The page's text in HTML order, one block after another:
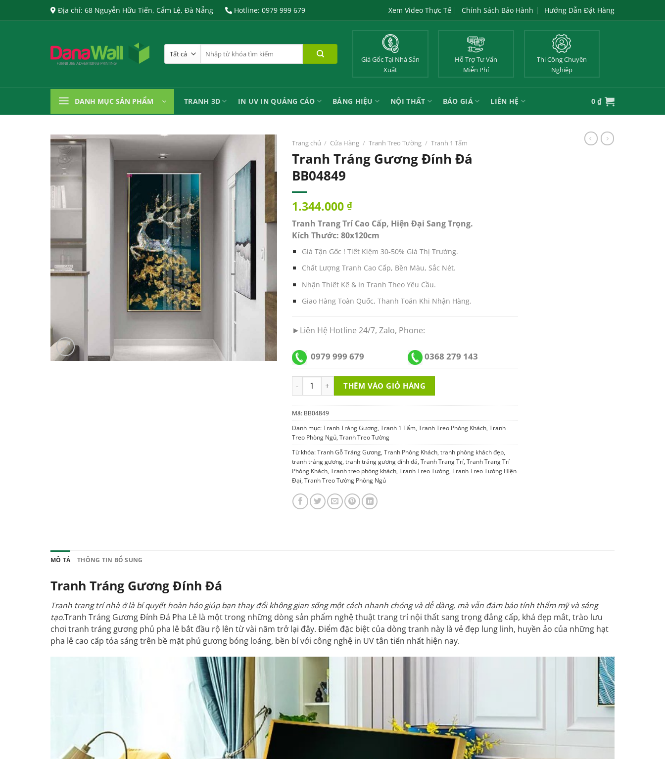
Địa chỉ: 68 Nguyễn Hữu Tiến, Cẩm Lệ, Đà Nẵng Hotline: 0979 999 679 Xem Video Thực Tế Chính Sách Bảo Hành Hướng Dẫn Đặt Hàng
kiếm:
Giá Gốc Tại Nhà Sản
Xuất
Hỗ Trợ Tư Vấn
Miễn Phí
Thi Công Chuyên
Nghiệp
DANH MỤC SẢN PHẨM TRANH 3D IN UV IN QUẢNG CÁO BẢNG HIỆU NỘI THẤT BÁO GIÁ LIÊN HỆ 0₫
Trang chủ / Cửa Hàng / Tranh Treo Tường / Tranh 1 Tấm
Tranh Tráng Gương Đính Đá
BB04849
1.344.000 ₫
Tranh Trang Trí Cao Cấp, Hiện Đại Sang Trọng.
Kích Thước: 80x120cm
Giá Tận Gốc ! Tiết Kiệm 30-50% Giá Thị Trường.
Chất Lượng Tranh Cao Cấp, Bền Màu, Sắc Nét.
Nhận Thiết Kế & In Tranh Theo Yêu Cầu.
Giao Hàng Toàn Quốc, Thanh Toán Khi Nhận Hàng.
►Liên Hệ Hotline 24/7, Zalo, Phone:
0979 999 679 0368 279 143
Tranh Tráng Gương Đính Đá BB04849 số lượng
THÊM VÀO GIỎ HÀNG
Mã: BB04849
Danh mục:Tranh Tráng Gương, Tranh 1 Tấm, Tranh Treo Phòng Khách, Tranh
Treo Phòng Ngủ, Tranh Treo Tường
Từ khóa:Tranh Gỗ Tráng Gương, Tranh Phòng Khách, tranh phòng khách đẹp,
tranh tráng gương, tranh tráng gương đính đá, Tranh Trang Trí, Tranh Trang Trí
Phòng Khách, Tranh treo phòng khách, Tranh Treo Tường, Tranh Treo Tường Hiện
Đại, Tranh Treo Tường Phòng Ngủ
MÔ TẢ THÔNG TIN BỔ SUNG
Tranh Tráng Gương Đính Đá
Tranh trang trí nhà ở là bí quyết hoàn hảo giúp bạn thay đổi không gian sống một cách nhanh chóng và dễ dàng, mà vẫn đảm bảo tính thẩm mỹ và sáng
tạo.Tranh Tráng Gương Đính Đá Pha Lê là một trong những dòng sản phẩm nghệ thuật trang trí nội thất sang trọng đẳng cấp, khá đẹp mắt, trào lưu
chơi tranh tráng gương phủ pha lê bắt đầu rộ lên từ vài năm trở lại đây. Điểm đặc biệt của dòng tranh này là vẻ đẹp lung linh, huyền ảo của những hạt
pha lê cao cấp tỏa sáng trên bề mặt phủ gương bóng loáng, bền bỉ với công nghệ in UV tân tiến nhất hiện nay.